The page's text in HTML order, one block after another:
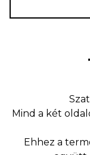
Mind a két
Ehhez a